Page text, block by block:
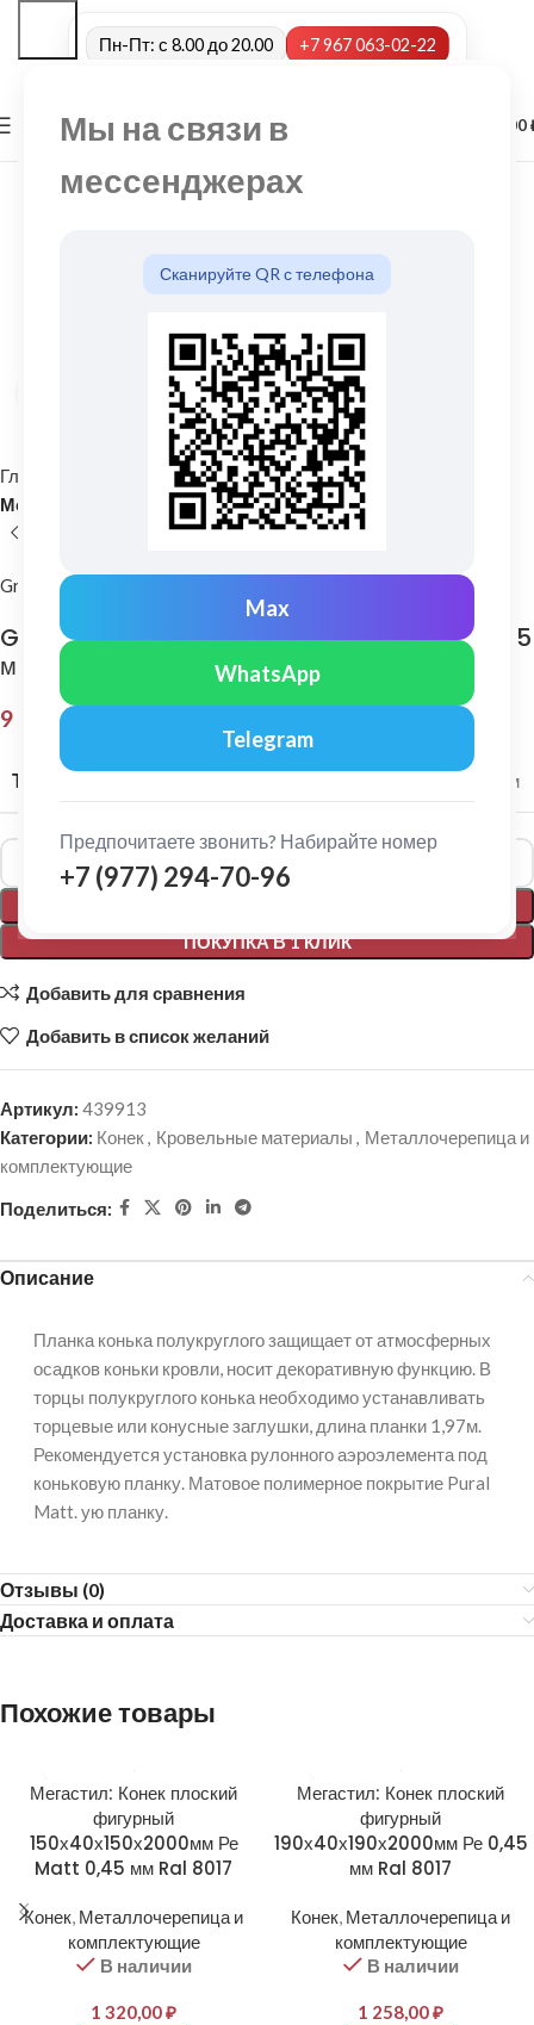
Мы на связи в
мессенджерах
Сканируйте QR с телефона
Max
WhatsApp
Telegram
Предпочитаете звонить? Набирайте номер
+7 (977) 294-70-96
Пн-Пт: с 8.00 до 20.00 +7 967 063-02-22
МЕНЮ 0,00
Нажмите, чтобы увеличить
Главная
Кровельные материалы
Металлочерепица и комплектующие
Grand Line
Grand Line: Конек полукруглый Pural Matt 0,5
мм RR 23
9 658,00
ТОЛЩИНА МЕТАЛЛА 0,5 мм
ПОКУПКА В 1 КЛИК
Alternative:
Добавить для сравнения
Добавить в список желаний
Артикул: 439913
Категории: Конек, Кровельные материалы , Металлочерепица и
комплектующие
Поделиться:
Описание
Планка конька полукруглого защищает от атмосферных
осадков коньки кровли, носит декоративную функцию. В
торцы полукруглого конька необходимо устанавливать
торцевые или конусные заглушки, длина планки 1,97м.
Рекомендуется установка рулонного аэроэлемента под
коньковую планку. Матовое полимерное покрытие Pural
Matt. ую планку.
Отзывы (0)
Доставка и оплата
Похожие товары
Мегастил: Конек плоский
фигурный
150х40х150х2000мм Ре
Matt 0,45 мм Ral 8017
Конек, Металлочерепица и
комплектующие
В наличии
1 320,00₽
Мегастил: Конек плоский
фигурный
190х40х190х2000мм Ре 0,45
мм Ral 8017
Конек, Металлочерепица и
комплектующие
В наличии
1 258,00₽